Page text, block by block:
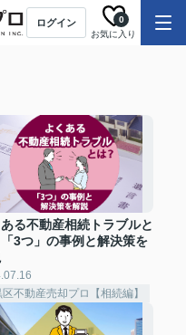
ログイン
お気に入り
0
る不動産相続トラブルと
3つ」の事例と解決策を
区不動産売却プロ【相続編】